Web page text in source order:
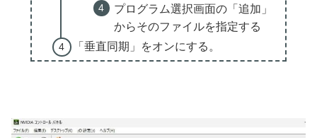
プログラム選択画面の「追加」
からそのファイルを指定する
「垂直同期」をオンにする。